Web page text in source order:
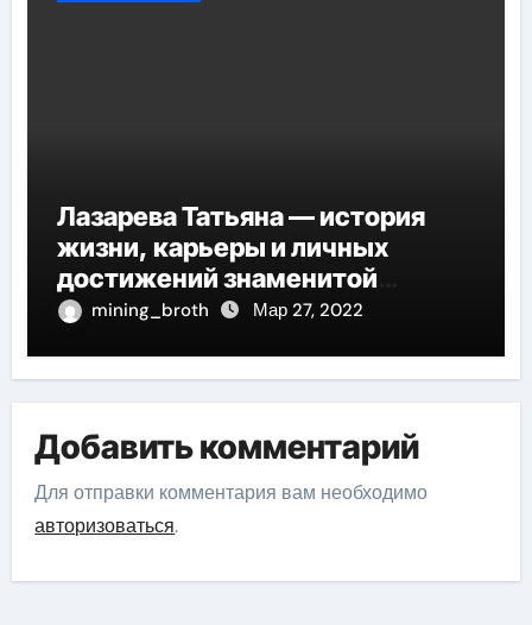
Лазарева Татьяна — история
жизни, карьеры и личных
достижений знаменитой
актрисы, восходящей на олимп
mining_broth Мар 27, 2022
Добавить комментарий
Для отправки комментария вам необходимо
авторизоваться.